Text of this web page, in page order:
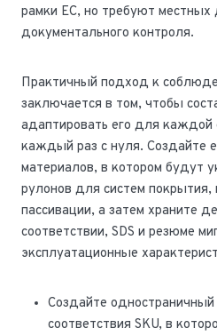
рамки ЕС, но требуют местных
документального контроля.
Практичный подход к
заключается в том, чтобы
адаптировать его для каждой
каждый раз с нуля. Создайте
материалов, в котором будут
рулонов для систем покрытия,
пассивации, а затем храните
соответствии, SDS и резюме
эксплуатационные
Создайте
соответствия SKU, в